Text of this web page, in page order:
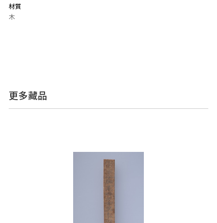
材質
木
更多藏品